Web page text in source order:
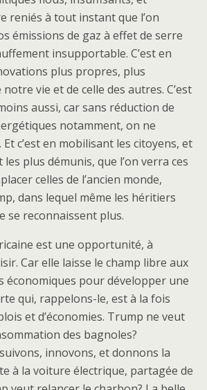
reniés à tout instant que l’on
émissions de gaz à effet de serre
insupportable. C’est en
plus propres, plus
vie et de celle des autres. C’est
aussi, car sans réduction de
notamment, on ne
c’est en mobilisant les citoyens, et
plus démunis, que l’on verra ces
celles de l’ancien monde,
dans lequel même les héritiers
se reconnaissent plus.
est une opportunité, à
Car elle laisse le champ libre aux
économiques pour développer une
qui, rappelons-le, est à la fois
et d’économies. Trump ne veut
des bagnoles?
innovons, et donnons la
à la voiture électrique, partagée de